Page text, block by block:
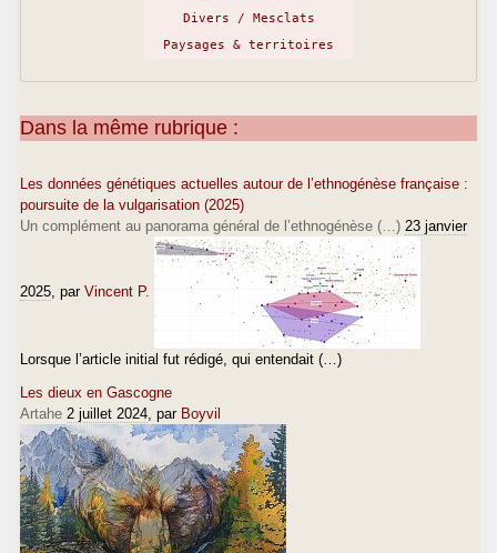
Divers / Mesclats
Paysages & territoires
Dans la même rubrique :
Les données génétiques actuelles autour de l’ethnogénèse française :
poursuite de la vulgarisation (2025)
Un complément au panorama général de l’ethnogénèse (…) 23 janvier
2025 , par Vincent P.
Lorsque l’article initial fut rédigé, qui entendait (…)
Les dieux en Gascogne
Artahe 2 juillet 2024 , par Boyvil